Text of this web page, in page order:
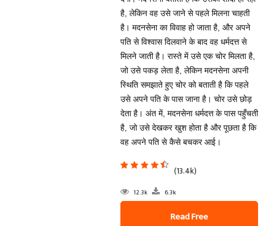
है, लेकिन वह उसे जाने से पहले मिलना चाहती
है। मदनसेना का विवाह हो जाता है, और अपने
पति से विश्वास दिलवाने के बाद वह धर्मदत्त से
मिलने जाती है। रास्ते में उसे एक चोर मिलता है,
जो उसे पकड़ लेता है, लेकिन मदनसेना अपनी
स्थिति समझाते हुए चोर को बताती है कि पहले
उसे अपने पति के पास जाना है। चोर उसे छोड़
देता है। अंत में, मदनसेना धर्मदत्त के पास पहुँचती
है, जो उसे देखकर खुश होता है और पूछता है कि
वह अपने पति से कैसे बचकर आई।
(13.4k)
12.3k 6.3k
Read Free